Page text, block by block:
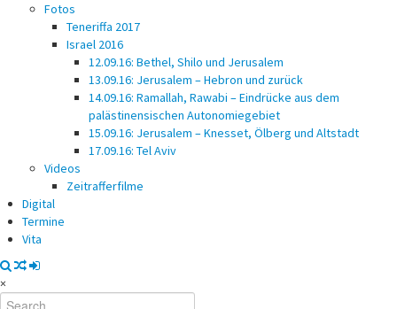
Fotos
Teneriffa 2017
Israel 2016
12.09.16: Bethel, Shilo und Jerusalem
13.09.16: Jerusalem – Hebron und zurück
14.09.16: Ramallah, Rawabi – Eindrücke aus dem
palästinensischen Autonomiegebiet
15.09.16: Jerusalem – Knesset, Ölberg und Altstadt
17.09.16: Tel Aviv
Videos
Zeitrafferfilme
Digital
Termine
Vita
×
Search